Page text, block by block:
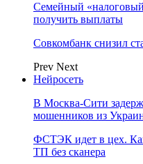
Семейный «налоговый
получить выплаты
Совкомбанк снизил
Prev Next
Нейросеть
В Москва-Сити
мошенников из
ФСТЭК идет в цех.
ТП без сканера